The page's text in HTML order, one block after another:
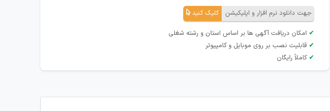
جهت دانلود نرم افزار و اپلیکیشن کلیک کنید
✔ امکان دریافت آگهی ها بر اساس استان و رشته شغلی
✔ قابلیت نصب بر روی موبایل و کامپیوتر
✔ کاملاً رایگان